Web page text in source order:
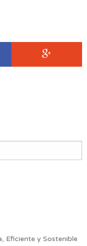
Eficiente y Sostenible